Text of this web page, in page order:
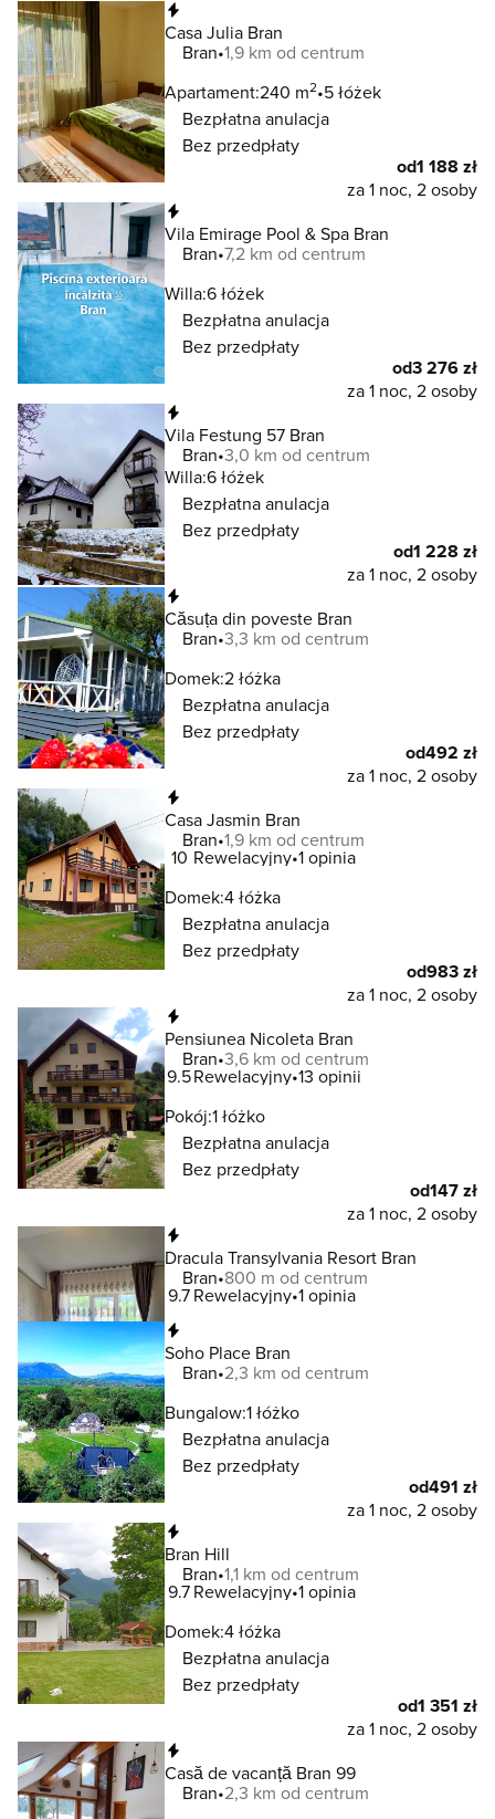
Casa Julia Bran
Bran 1,9 km od centrum
Apartament:240 m2 5 łóżek
Bezpłatna anulacja
Bez przedpłaty
od1 188 zł
za 1 noc, 2 osoby
Vila Emirage Pool & Spa Bran
Bran 7,2 km od centrum
Willa:6 łóżek
Bezpłatna anulacja
Bez przedpłaty
od3 276 zł
za 1 noc, 2 osoby
Vila Festung 57 Bran
Bran 3,0 km od centrum
Willa:6 łóżek
Bezpłatna anulacja
Bez przedpłaty
od1 228 zł
za 1 noc, 2 osoby
Căsuța din poveste Bran
Bran 3,3 km od centrum
Domek:2 łóżka
Bezpłatna anulacja
Bez przedpłaty
od492 zł
za 1 noc, 2 osoby
Casa Jasmin Bran
Bran 1,9 km od centrum
10 Rewelacyjny 1 opinia
Domek:4 łóżka
Bezpłatna anulacja
Bez przedpłaty
od983 zł
za 1 noc, 2 osoby
Pensiunea Nicoleta Bran
Bran 3,6 km od centrum
9.5Rewelacyjny 13 opinii
Pokój:1 łóżko
Bezpłatna anulacja
Bez przedpłaty
od147 zł
za 1 noc, 2 osoby
Dracula Transylvania Resort Bran
Bran 800 m od centrum
9.7Rewelacyjny 1 opinia
Soho Place Bran
Bran 2,3 km od centrum
Bungalow:1 łóżko
Bezpłatna anulacja
Bez przedpłaty
od491 zł
za 1 noc, 2 osoby
Bran Hill
Bran 1,1 km od centrum
9.7Rewelacyjny 1 opinia
Domek:4 łóżka
Bezpłatna anulacja
Bez przedpłaty
od1 351 zł
za 1 noc, 2 osoby
Casă de vacanță Bran 99
Bran 2,3 km od centrum